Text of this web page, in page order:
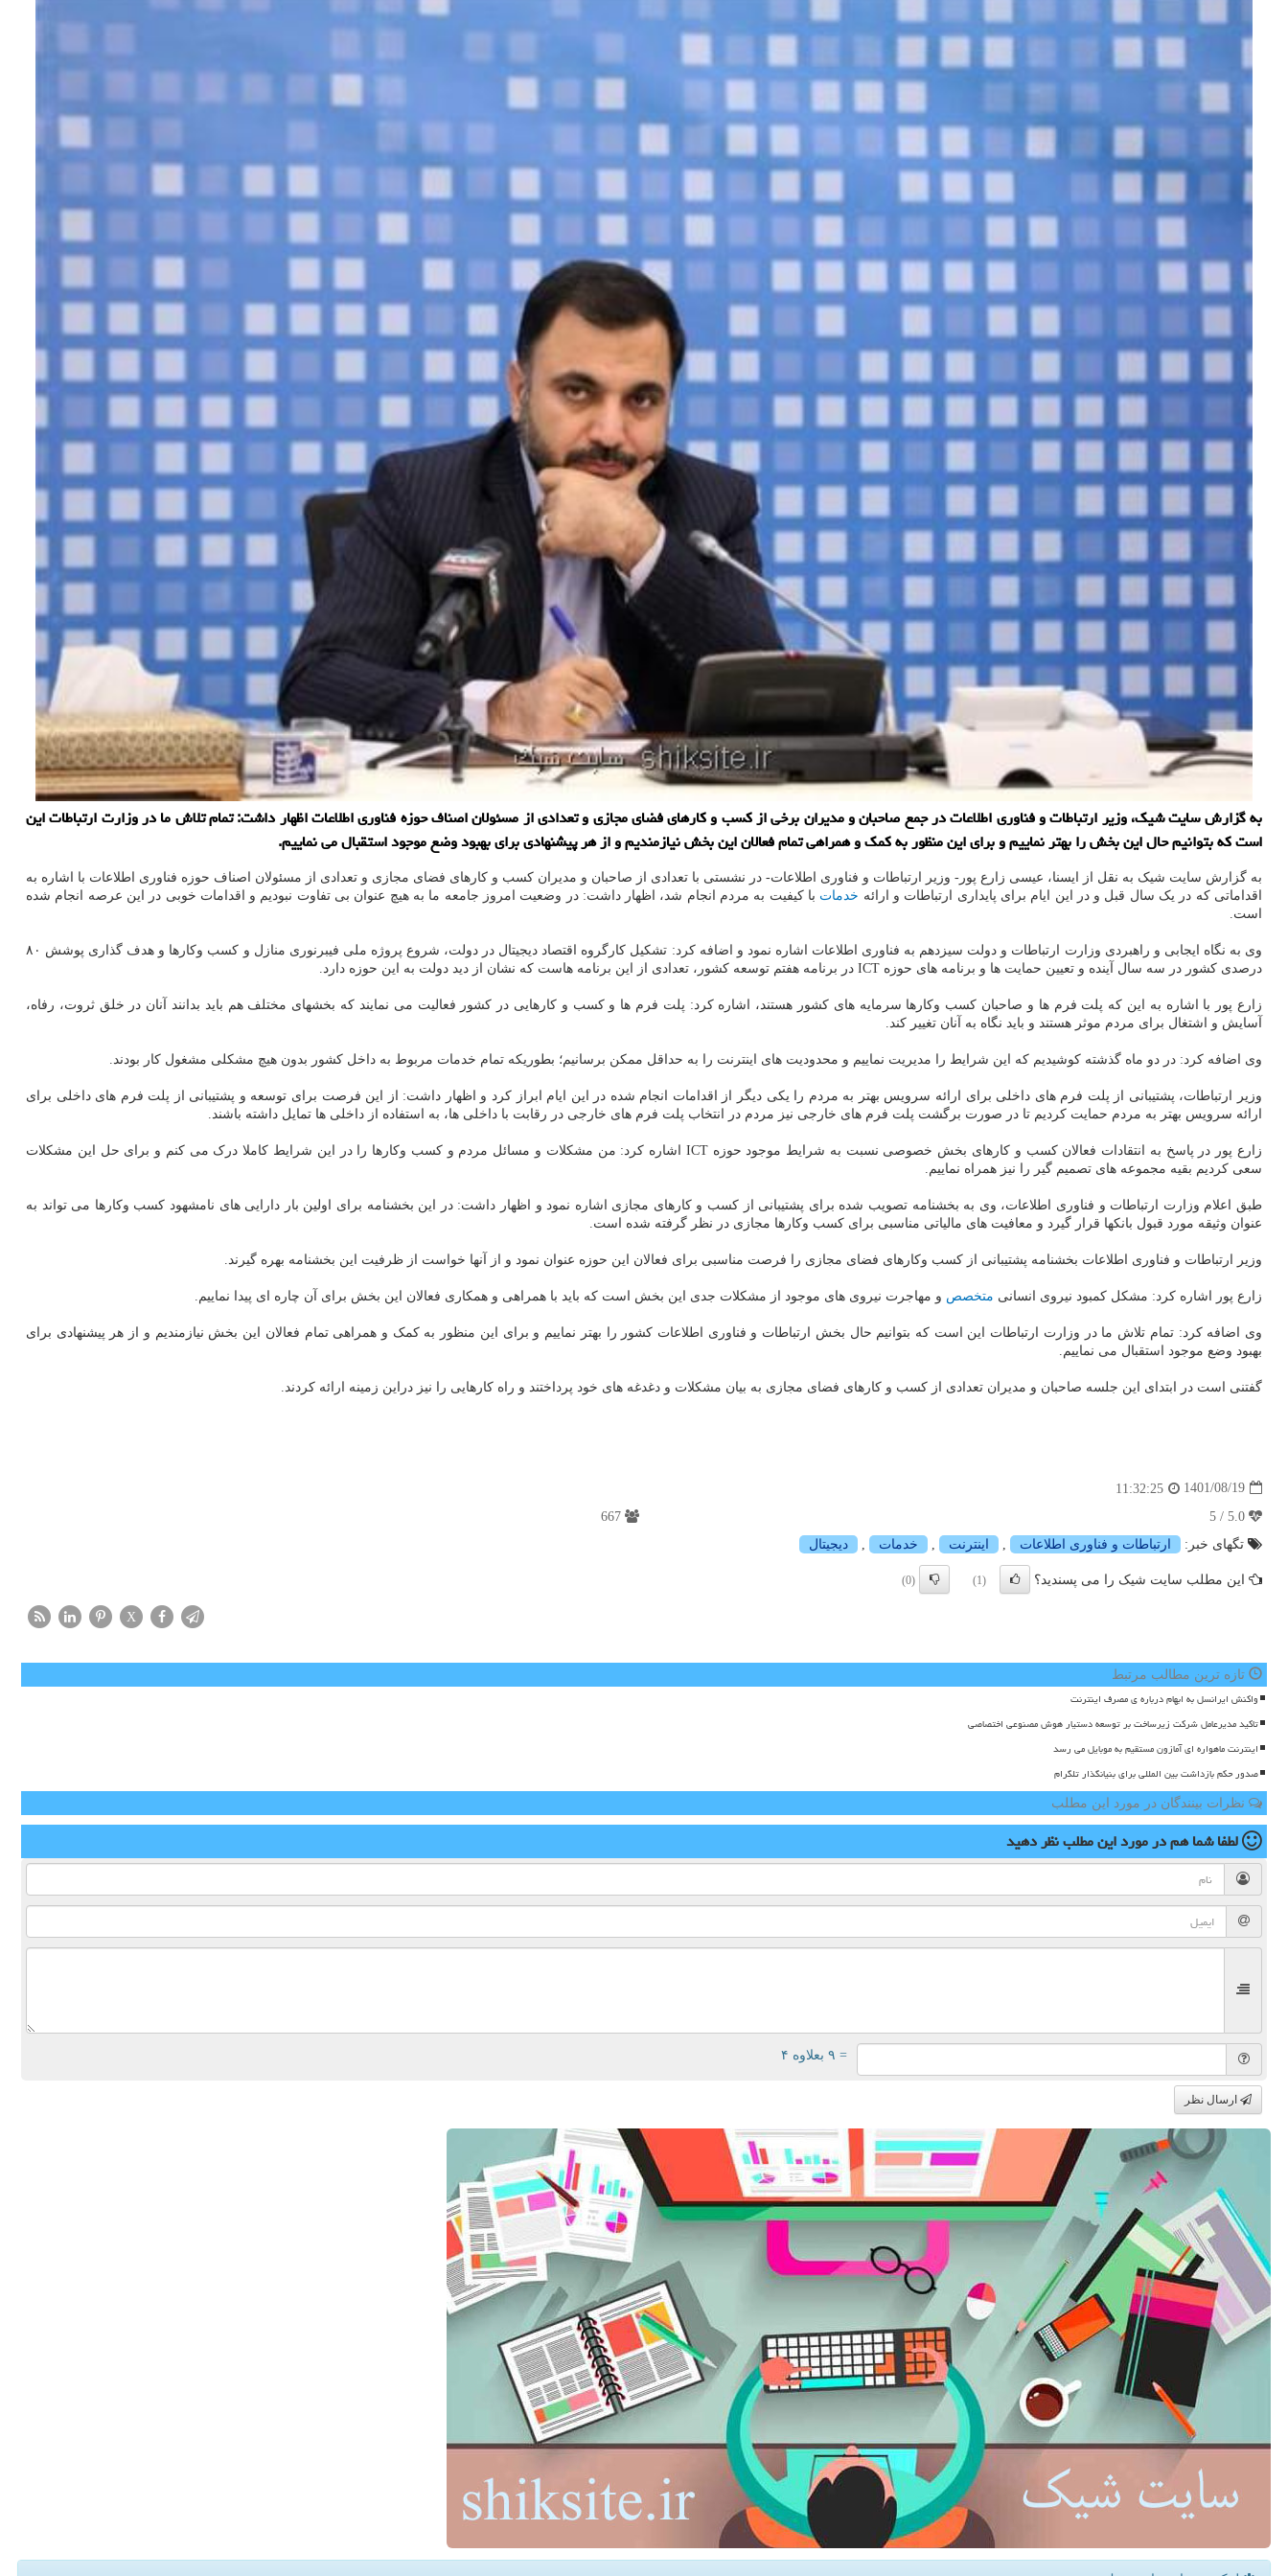
به گزارش سایت شیک، وزیر ارتباطات و فناوری اطلاعات در جمع صاحبان و مدیران برخی از کسب و کارهای فضای مجازی و تعدادی از مسئولان اصناف حوزه فناوری اطلاعات اظهار داشت: تمام تلاش ما در وزارت ارتباطات این
است که بتوانیم حال این بخش را بهتر نماییم و برای این منظور به کمک و همراهی تمام فعالان این بخش نیازمندیم و از هر پیشنهادی برای بهبود وضع موجود استقبال می نماییم.
به گزارش سایت شیک به نقل از ایسنا، عیسی زارع پور- وزیر ارتباطات و فناوری اطلاعات- در نشستی با تعدادی از صاحبان و مدیران کسب و کارهای فضای مجازی و تعدادی از مسئولان اصناف حوزه فناوری اطلاعات با اشاره به
اقداماتی که در یک سال قبل و در این ایام برای پایداری ارتباطات و ارائه خدمات با کیفیت به مردم انجام شد، اظهار داشت: در وضعیت امروز جامعه ما به هیچ عنوان بی تفاوت نبودیم و اقدامات خوبی در این عرصه انجام شده
است.
وی به نگاه ایجابی و راهبردی وزارت ارتباطات و دولت سیزدهم به فناوری اطلاعات اشاره نمود و اضافه کرد: تشکیل کارگروه اقتصاد دیجیتال در دولت، شروع پروژه ملی فیبرنوری منازل و کسب وکارها و هدف گذاری پوشش ۸۰
درصدی کشور در سه سال آینده و تعیین حمایت ها و برنامه های حوزه ICT در برنامه هفتم توسعه کشور، تعدادی از این برنامه هاست که نشان از دید دولت به این حوزه دارد.
زارع پور با اشاره به این که پلت فرم ها و صاحبان کسب وکارها سرمایه های کشور هستند، اشاره کرد: پلت فرم ها و کسب و کارهایی در کشور فعالیت می نمایند که بخشهای مختلف هم باید بدانند آنان در خلق ثروت، رفاه،
آسایش و اشتغال برای مردم موثر هستند و باید نگاه به آنان تغییر کند.
وی اضافه کرد: در دو ماه گذشته کوشیدیم که این شرایط را مدیریت نماییم و محدودیت های اینترنت را به حداقل ممکن برسانیم؛ بطوریکه تمام خدمات مربوط به داخل کشور بدون هیچ مشکلی مشغول کار بودند.
وزیر ارتباطات، پشتیبانی از پلت فرم های داخلی برای ارائه سرویس بهتر به مردم را یکی دیگر از اقدامات انجام شده در این ایام ابراز کرد و اظهار داشت: از این فرصت برای توسعه و پشتیبانی از پلت فرم های داخلی برای
ارائه سرویس بهتر به مردم حمایت کردیم تا در صورت برگشت پلت فرم های خارجی نیز مردم در انتخاب پلت فرم های خارجی در رقابت با داخلی ها، به استفاده از داخلی ها تمایل داشته باشند.
زارع پور در پاسخ به انتقادات فعالان کسب و کارهای بخش خصوصی نسبت به شرایط موجود حوزه ICT اشاره کرد: من مشکلات و مسائل مردم و کسب وکارها را در این شرایط کاملا درک می کنم و برای حل این مشکلات
سعی کردیم بقیه مجموعه های تصمیم گیر را نیز همراه نماییم.
طبق اعلام وزارت ارتباطات و فناوری اطلاعات، وی به بخشنامه تصویب شده برای پشتیبانی از کسب و کارهای مجازی اشاره نمود و اظهار داشت: در این بخشنامه برای اولین بار دارایی های نامشهود کسب وکارها می تواند به
عنوان وثیقه مورد قبول بانکها قرار گیرد و معافیت های مالیاتی مناسبی برای کسب وکارها مجازی در نظر گرفته شده است.
وزیر ارتباطات و فناوری اطلاعات بخشنامه پشتیبانی از کسب وکارهای فضای مجازی را فرصت مناسبی برای فعالان این حوزه عنوان نمود و از آنها خواست از ظرفیت این بخشنامه بهره گیرند.
زارع پور اشاره کرد: مشکل کمبود نیروی انسانی متخصص و مهاجرت نیروی های موجود از مشکلات جدی این بخش است که باید با همراهی و همکاری فعالان این بخش برای آن چاره ای پیدا نماییم.
وی اضافه کرد: تمام تلاش ما در وزارت ارتباطات این است که بتوانیم حال بخش ارتباطات و فناوری اطلاعات کشور را بهتر نماییم و برای این منظور به کمک و همراهی تمام فعالان این بخش نیازمندیم و از هر پیشنهادی برای
بهبود وضع موجود استقبال می نماییم.
گفتنی است در ابتدای این جلسه صاحبان و مدیران تعدادی از کسب و کارهای فضای مجازی به بیان مشکلات و دغدغه های خود پرداختند و راه کارهایی را نیز دراین زمینه ارائه کردند.
1401/08/19
11:32:25
تگهای خبر:
ارتباطات و فناوری اطلاعات , اینترنت , خدمات , دیجیتال
این مطلب سایت شیک را می پسندید؟ (1)
(0)
X
تازه ترین مطالب مرتبط
واکنش ایرانسل به ابهام درباره ی مصرف اینترنت
تاکید مدیرعامل شرکت زیرساخت بر توسعه دستیار هوش مصنوعی اختصاصی
اینترنت ماهواره ای آمازون مستقیم به موبایل می رسد
صدور حکم بازداشت بین المللی برای بنیانگذار تلگرام
نظرات بینندگان در مورد این مطلب
لطفا شما همدر مورد این مطلبنظر دهید
= ۹ بعلاوه ۴
ارسال نظر